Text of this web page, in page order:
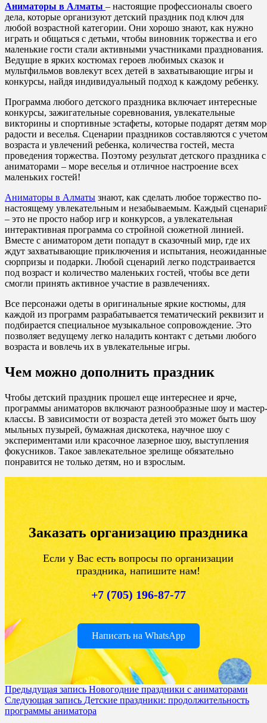
Аниматоры в Алматы – настоящие профессионалы своего
дела, которые организуют детский праздник под ключ для
любой возрастной категории. Они хорошо знают, как нужно
играть и общаться с детьми, чтобы виновник торжества и его
маленькие гости стали активными участниками празднования.
Ведущие в ярких костюмах героев любимых сказок и
мультфильмов вовлекут всех детей в захватывающие игры и
конкурсы, найдя индивидуальный подход к каждому ребенку.
Программа любого детского праздника включает интересные
конкурсы, зажигательные соревнования, увлекательные
викторины и спортивные эстафеты, которые подарят детям
радости и веселья. Сценарии праздников составляются с учетом
возраста и увлечений ребенка, количества гостей, места
проведения торжества. Поэтому результат детского праздника с
аниматорами – море веселья и отличное настроение всех
маленьких гостей!
Аниматоры в Алматы знают, как сделать любое торжество по-
настоящему увлекательным и незабываемым. Каждый
– это не просто набор игр и конкурсов, а увлекательная
интерактивная программа со стройной сюжетной линией.
Вместе с аниматором дети попадут в сказочный мир, где их
ждут захватывающие приключения и испытания, неожиданные
сюрпризы и подарки. Любой сценарий легко подстраивается
под возраст и количество маленьких гостей, чтобы все дети
смогли принять активное участие в развлечениях.
Все персонажи одеты в оригинальные яркие костюмы, для
каждой из программ разрабатывается тематический реквизит и
подбирается специальное музыкальное сопровождение. Это
позволяет ведущему легко наладить контакт с детьми любого
возраста и вовлечь их в увлекательные игры.
Чем можно дополнить праздник
Чтобы детский праздник прошел еще интереснее и ярче,
программы аниматоров включают разнообразные шоу и мастер-
классы. В зависимости от возраста детей это может быть шоу
мыльных пузырей, бумажная дискотека, научное шоу с
экспериментами или красочное лазерное шоу, выступления
фокусников. Такое завлекательное зрелище обязательно
понравится не только детям, но и взрослым.
Заказать организацию праздника
Если у Вас есть вопросы по организации
праздника, напишите нам!
+7 (705) 196-87-77
Написать на WhatsApp
Предыдущая запись Новогодние праздники с аниматорами
Следующая запись Детские праздники: продолжительность
программы аниматора